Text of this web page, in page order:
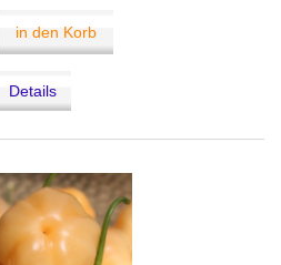
in den Korb
Details